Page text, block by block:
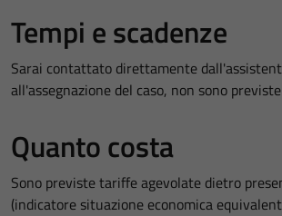
Tempi e scadenze
Sarai contattato direttamente
all'assegnazione del caso, non sono
Quanto costa
Sono previste tariffe agevolate dietro
(indicatore situazione economica